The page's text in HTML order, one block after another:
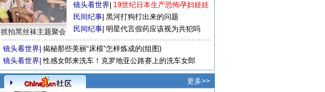
抓拍黑丝袜主题聚会
镜头看世界 19世纪日本生产恐怖孕妇娃娃
民间纪事 黑河打狗打出来的问题
民间纪事 明星代言假药应该视为共犯吗
镜头看世界 揭秘那些美丽“床模”怎样炼成的(组图)
镜头看世界 性感女郎来洗车！克罗地亚公路赛上的洗车女郎
更多>>